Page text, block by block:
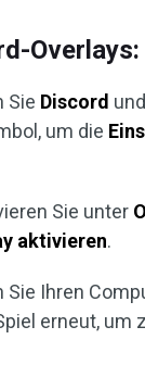
Overlays:
Sie Discord
um die
Sie unter
aktivieren.
Sie Ihren
erneut, um